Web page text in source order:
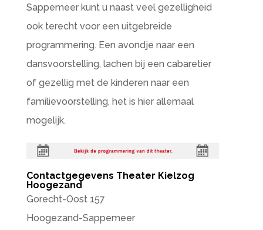
Sappemeer kunt u naast veel gezelligheid
ook terecht voor een uitgebreide
programmering. Een avondje naar een
dansvoorstelling, lachen bij een cabaretier
of gezellig met de kinderen naar een
familievoorstelling, het is hier allemaal
mogelijk.
Contactgegevens Theater Kielzog
Hoogezand
Gorecht-Oost 157
Hoogezand-Sappemeer